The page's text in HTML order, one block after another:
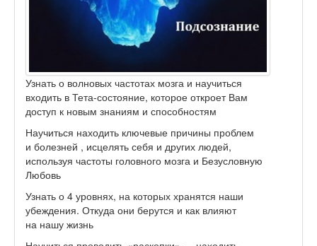
Узнать о волновых частотах мозга и научиться
входить в Тета-состояние, которое откроет Вам
доступ к новым знаниям и способностям
Научиться находить ключевые причины проблем
и болезней , исцелять себя и других людей,
используя частоты головного мозга и Безусловную
Любовь
Узнать о 4 уровнях, на которых хранятся наши
убеждения. Откуда они берутся и как влияют
на нашу жизнь